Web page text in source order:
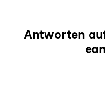
Antworten